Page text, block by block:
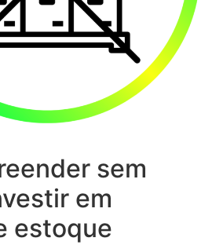
sem
em
estoque